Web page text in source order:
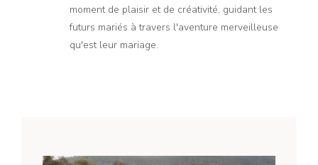
moment de plaisir et de créativité, guidant les
futurs mariés à travers l'aventure merveilleuse
qu'est leur mariage.